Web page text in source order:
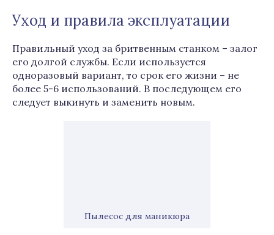
Уход и правила эксплуатации
Правильный уход за бритвенным станком – залог
его долгой службы. Если используется
одноразовый вариант, то срок его жизни – не
более 5-6 использований. В последующем его
следует выкинуть и заменить новым.
Пылесос для маникюра